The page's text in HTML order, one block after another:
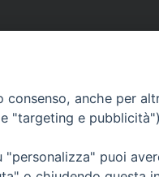
anche per
"targeting e
puoi